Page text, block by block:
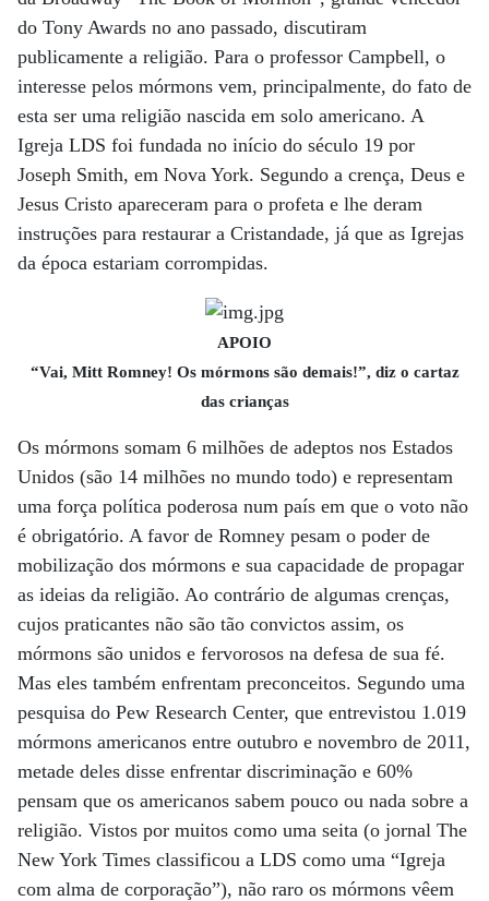
do Tony Awards no ano passado, discutiram
publicamente a religião. Para o professor Campbell, o
interesse pelos mórmons vem, principalmente, do fato de
esta ser uma religião nascida em solo americano. A
Igreja LDS foi fundada no início do século 19 por
Joseph Smith, em Nova York. Segundo a crença, Deus e
Jesus Cristo apareceram para o profeta e lhe deram
instruções para restaurar a Cristandade, já que as Igrejas
da época estariam corrompidas.
APOIO
“Vai, Mitt Romney! Os mórmons são demais!”, diz o cartaz
das crianças
Os mórmons somam 6 milhões de adeptos nos Estados
Unidos (são 14 milhões no mundo todo) e representam
uma força política poderosa num país em que o voto não
é obrigatório. A favor de Romney pesam o poder de
mobilização dos mórmons e sua capacidade de propagar
as ideias da religião. Ao contrário de algumas crenças,
cujos praticantes não são tão convictos assim, os
mórmons são unidos e fervorosos na defesa de sua fé.
Mas eles também enfrentam preconceitos. Segundo uma
pesquisa do Pew Research Center, que entrevistou 1.019
mórmons americanos entre outubro e novembro de 2011,
metade deles disse enfrentar discriminação e 60%
pensam que os americanos sabem pouco ou nada sobre a
religião. Vistos por muitos como uma seita (o jornal The
New York Times classificou a LDS como uma “Igreja
com alma de corporação”), não raro os mórmons vêem